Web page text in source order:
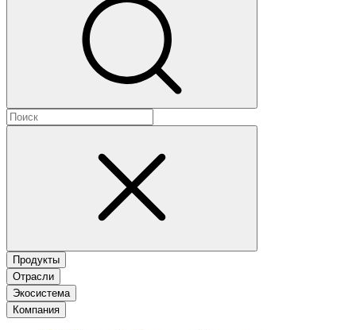
Продукты
Отрасли
Экосистема
Компания